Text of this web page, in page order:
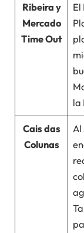
Ribeira y
Mercado
Time Out
El
la
Cais das
Colunas
Al